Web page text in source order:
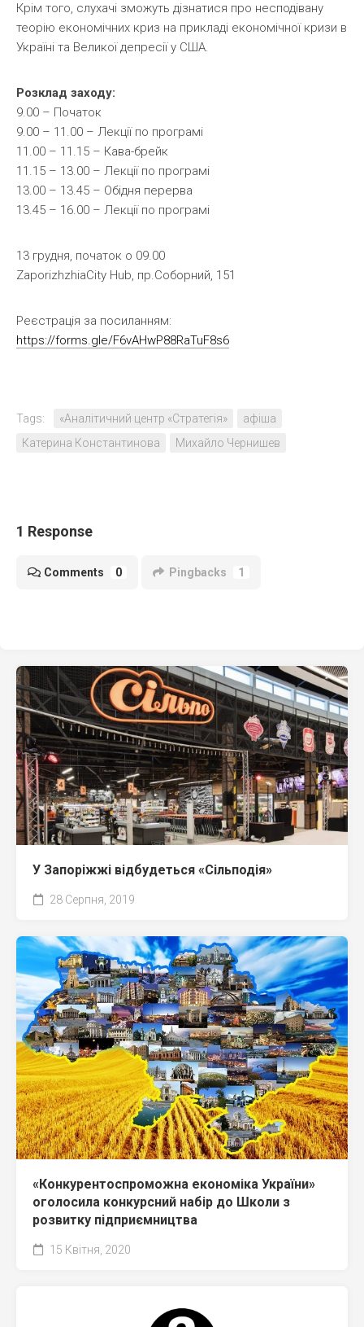
Крім того, слухачі зможуть дізнатися про несподівану
теорію економічних криз на прикладі економічної кризи в
Україні та Великої депресії у США.
Розклад заходу:
9.00 – Початок
9.00 – 11.00 – Лекції по програмі
11.00 – 11.15 – Кава-брейк
11.15 – 13.00 – Лекції по програмі
13.00 – 13.45 – Обідня перерва
13.45 – 16.00 – Лекції по програмі
13 грудня, початок о 09.00
ZaporizhzhiaCity Hub, пр.Соборний, 151
Реєстрація за посиланням:
https://forms.gle/F6vAHwP88RaTuF8s6
Tags: «Аналітичний центр «Стратегія»
афіша
Катерина Константинова
Михайло Чернишев
1 Response
Comments 0 Pingbacks 1
У Запоріжжі відбудеться «Сільподія»
28 Серпня, 2019
«Конкурентоспроможна економіка України»
оголосила конкурсний набір до Школи з
розвитку підприємництва
15 Квітня, 2020